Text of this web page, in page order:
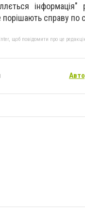
інформація"
справу по
щоб повідомити про це